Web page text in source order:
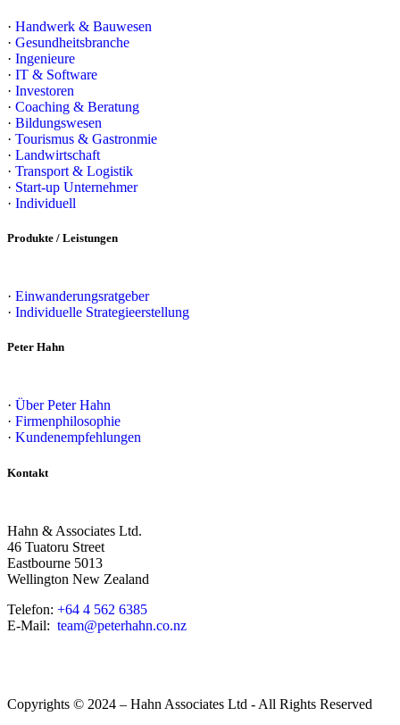
· Handwerk & Bauwesen
· Gesundheitsbranche
· Ingenieure
· IT & Software
· Investoren
· Coaching & Beratung
· Bildungswesen
· Tourismus & Gastronmie
· Landwirtschaft
· Transport & Logistik
· Start-up Unternehmer
· Individuell
Produkte / Leistungen
· Einwanderungsratgeber
· Individuelle Strategieerstellung
Peter Hahn
· Über Peter Hahn
· Firmenphilosophie
· Kundenempfehlungen
Kontakt
Hahn & Associates Ltd.
46 Tuatoru Street
Eastbourne 5013
Wellington New Zealand
Telefon: +64 4 562 6385
E-Mail: team@peterhahn.co.nz
Copyrights © 2024 – Hahn Associates Ltd - All Rights Reserved